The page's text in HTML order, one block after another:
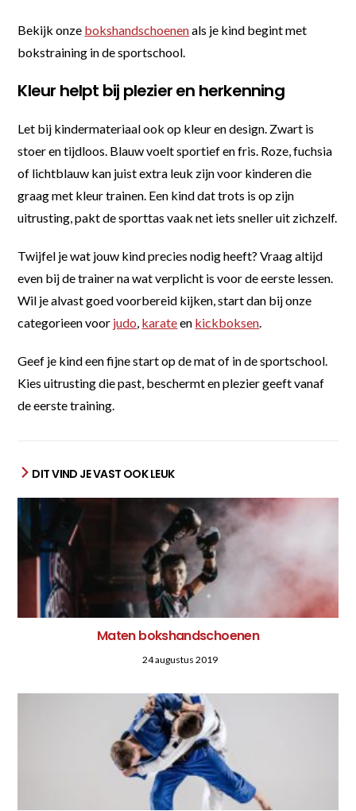
Bekijk onze bokshandschoenenals je kind begint met
bokstraining in de sportschool.
Kleur helpt bij plezier en herkenning
Let bij kindermateriaal ook op kleur en design. Zwart is
stoer en tijdloos. Blauw voelt sportief en fris. Roze, fuchsia
of lichtblauw kan juist extra leuk zijn voor kinderen die
graag met kleur trainen. Een kind dat trots is op zijn
uitrusting, pakt de sporttas vaak net iets sneller uit zichzelf.
Twijfel je wat jouw kind precies nodig heeft? Vraag altijd
even bij de trainer na wat verplicht is voor de eerste lessen.
Wil je alvast goed voorbereid kijken, start dan bij onze
categorieen voor judo, karateen kickboksen.
Geef je kind een fijne start op de mat of in de sportschool.
Kies uitrusting die past, beschermt en plezier geeft vanaf
de eerste training.
DIT VIND JE VAST OOK LEUK
Maten bokshandschoenen
24 augustus 2019